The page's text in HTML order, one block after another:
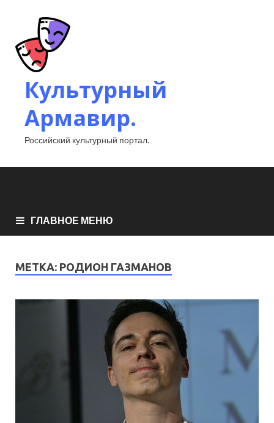
Культурный
Армавир.
Российский культурный портал.
ГЛАВНОЕ МЕНЮ
МЕТКА: РОДИОН ГАЗМАНОВ